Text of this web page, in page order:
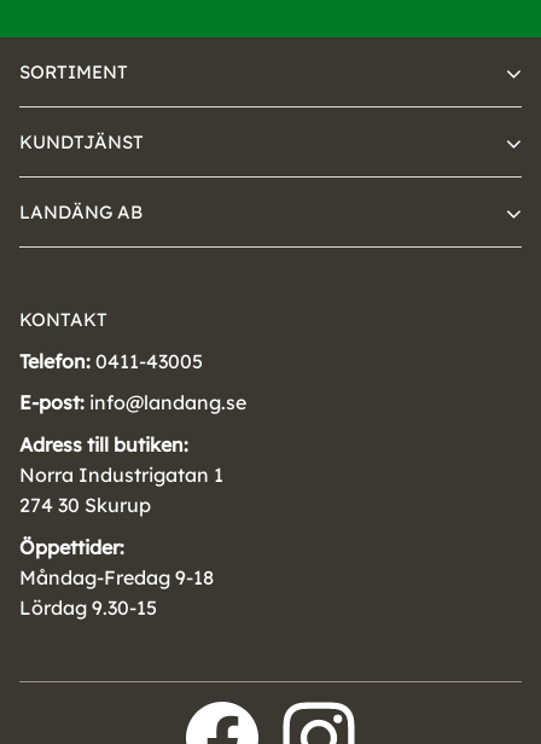
SORTIMENT
KUNDTJÄNST
LANDÄNG AB
KONTAKT
Telefon: 0411-43005
E-post: info@landang.se
Adress till butiken:
Norra Industrigatan 1
274 30 Skurup
Öppettider:
Måndag-Fredag 9-18
Lördag 9.30-15